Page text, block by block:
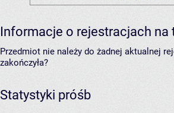
Informacje o rejestracjach na
Przedmiot nie należy do żadnej aktualnej
zakończyła?
Statystyki próśb